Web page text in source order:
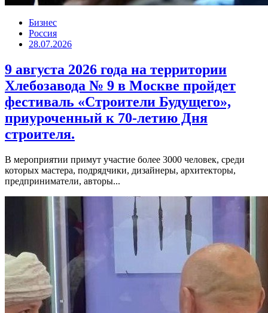
Бизнес
Россия
28.07.2026
9 августа 2026 года на территории
Хлебозавода № 9 в Москве пройдет
фестиваль «Строители Будущего»,
приуроченный к 70-летию Дня
строителя.
В мероприятии примут участие более 3000 человек, среди
которых мастера, подрядчики, дизайнеры, архитекторы,
предприниматели, авторы...